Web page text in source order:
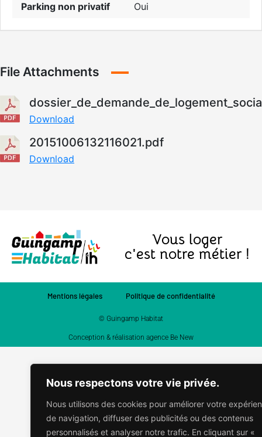
Nous respectons votre vie privée.
Nous utilisons des cookies pour améliorer votre
de navigation, diffuser des publicités ou des contenus
personnalisés et analyser notre trafic. En cliquant sur «
Parking non privatif
Oui
File Attachments
Download
20151006132116021.pdf
Download
Vous loger
c'est notre métier !
Mentions légales Politique de confidentialité
© Guingamp Habitat
Conception & réalisation agence Be New